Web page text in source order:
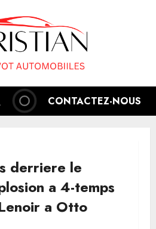
CONTACTEZ-NOUS
derriere le
a 4-temps
a Otto